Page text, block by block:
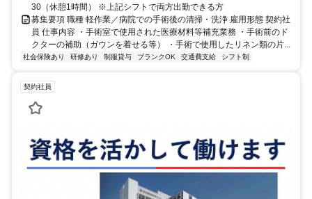
30（休憩1時間） ※上記シフトで両方出勤できる方
募集要項 職種 軽作業／病院での手術後の清掃・洗浄 雇用形態 契約社
員 仕事内容 ・手術室で使用された医療材料等補充業務 ・手術前のド
クターの補助（ガウンを着せる等） ・手術で使用したリネン類の片...
社会保険あり 研修あり 制服貸与 ブランクOK 交通費支給 シフト制
契約社員